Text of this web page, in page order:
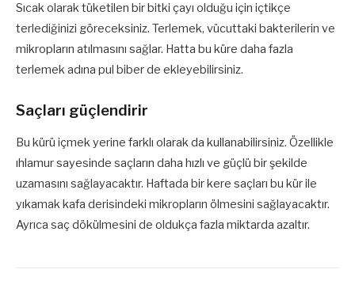
Sıcak olarak tüketilen bir bitki çayı olduğu için içtikçe
terlediğinizi göreceksiniz. Terlemek, vücuttaki bakterilerin ve
mikropların atılmasını sağlar. Hatta bu küre daha fazla
terlemek adına pul biber de ekleyebilirsiniz.
Saçları güçlendirir
Bu kürü içmek yerine farklı olarak da kullanabilirsiniz. Özellikle
ıhlamur sayesinde saçların daha hızlı ve güçlü bir şekilde
uzamasını sağlayacaktır. Haftada bir kere saçları bu kür ile
yıkamak kafa derisindeki mikropların ölmesini sağlayacaktır.
Ayrıca saç dökülmesini de oldukça fazla miktarda azaltır.